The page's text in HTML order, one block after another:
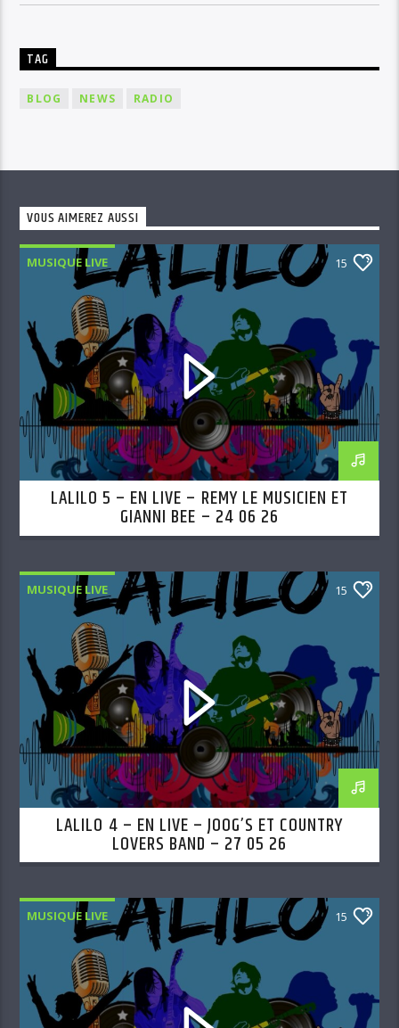
TAG
BLOG NEWS RADIO
VOUS AIMEREZ AUSSI
MUSIQUE LIVE 15
LALILO 5 – EN LIVE – REMY LE MUSICIEN ET
GIANNI BEE – 24 06 26
MUSIQUE LIVE 15
LALILO 4 – EN LIVE – JOOG’S ET COUNTRY
LOVERS BAND – 27 05 26
MUSIQUE LIVE 15